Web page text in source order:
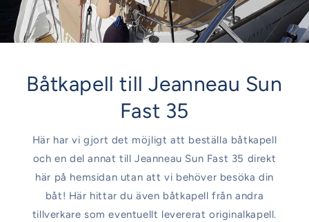
Båtkapell till Jeanneau Sun
Fast 35
Här har vi gjort det möjligt att beställa båtkapell
och en del annat till Jeanneau Sun Fast 35 direkt
här på hemsidan utan att vi behöver besöka din
båt! Här hittar du även båtkapell från andra
tillverkare som eventuellt levererat originalkapell.